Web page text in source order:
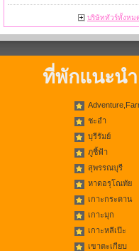
บริษัททัวร์ทั้งหม
ที่พักแนะน
ชะอำ
บุรีรัมย์
ภูชี้ฟ้า
สุพรรณบุรี
หาดอรุโณทัย
เกาะกระดาน
เกาะมุก
เกาะหลีเป๊ะ
เขาตะเกียบ